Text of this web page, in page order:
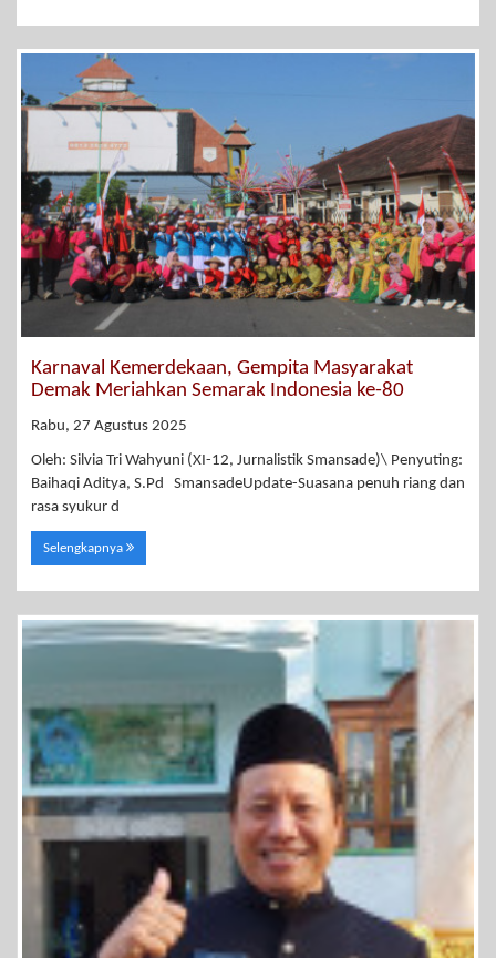
Karnaval Kemerdekaan, Gempita Masyarakat
Demak Meriahkan Semarak Indonesia ke-80
Rabu, 27 Agustus 2025
Oleh: Silvia Tri Wahyuni (XI-12, Jurnalistik Smansade)\ Penyuting:
Baihaqi Aditya, S.Pd SmansadeUpdate-Suasana penuh riang dan
rasa syukur d
Selengkapnya